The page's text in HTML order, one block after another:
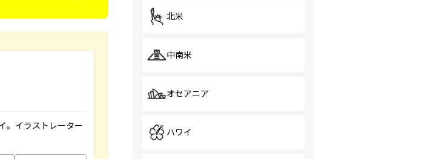
。イラストレーター
北米
中南米
オセアニア
ハワイ